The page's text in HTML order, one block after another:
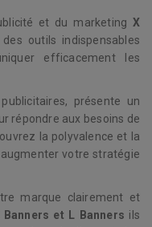
et du marketing X
outils indispensables
efficacement les
présente un
répondre aux besoins de
la polyvalence et la
votre stratégie
marque clairement et
Banners et L Banners ils